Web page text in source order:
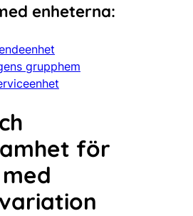
enheterna:
grupphem
för